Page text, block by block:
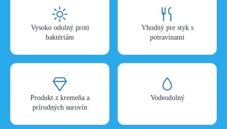
Vysoko odolný proti
baktériám
Vhodný pre styk s
potravinami
Produkt z kremeňa a
prírodných surovín
Vodeodolný